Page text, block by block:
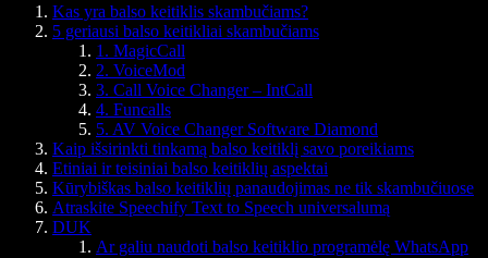
Kas yra balso keitiklis skambučiams?
5 geriausi balso keitikliai skambučiams
1. MagicCall
2. VoiceMod
3. Call Voice Changer – IntCall
4. Funcalls
5. AV Voice Changer Software Diamond
Kaip išsirinkti tinkamą balso keitiklį savo poreikiams
Etiniai ir teisiniai balso keitiklių aspektai
Kūrybiškas balso keitiklių panaudojimas ne tik skambučiuose
Atraskite Speechify Text to Speech universalumą
DUK
Ar galiu naudoti balso keitiklio programėlę WhatsApp